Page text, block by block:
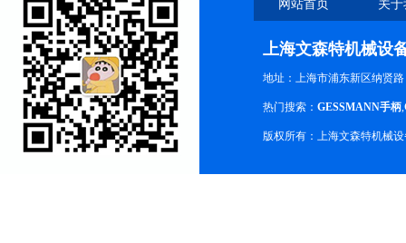
网站首页 关
上海文森特机械设
地址：上海市浦东新区纳贤路
热门搜索： GESSMANN手柄,
版权所有：上海文森特机械